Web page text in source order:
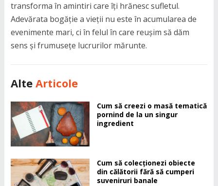
transforma în amintiri care îți hrănesc sufletul.
Adevărata bogăție a vieții nu este în acumularea de
evenimente mari, ci în felul în care reușim să dăm
sens și frumusețe lucrurilor mărunte.
Alte Articole
Cum să creezi o masă tematică
pornind de la un singur
ingredient
Cum să colecționezi obiecte
din călătorii fără să cumperi
suveniruri banale